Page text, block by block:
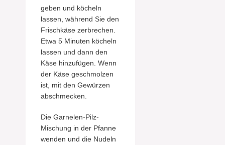
geben und köcheln
lassen, während Sie den
Frischkäse zerbrechen.
Etwa 5 Minuten köcheln
lassen und dann den
Käse hinzufügen. Wenn
der Käse geschmolzen
ist, mit den Gewürzen
abschmecken.
Die Garnelen-Pilz-
Mischung in der Pfanne
wenden und die Nudeln